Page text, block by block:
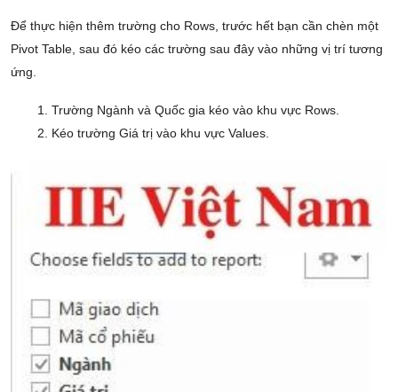
Để thực hiện thêm trường cho Rows, trước hết bạn cần chèn một
Pivot Table, sau đó kéo các trường sau đây vào những vị trí tương
ứng.
Trường Ngành và Quốc gia kéo vào khu vực Rows.
Kéo trường Giá trị vào khu vực Values.